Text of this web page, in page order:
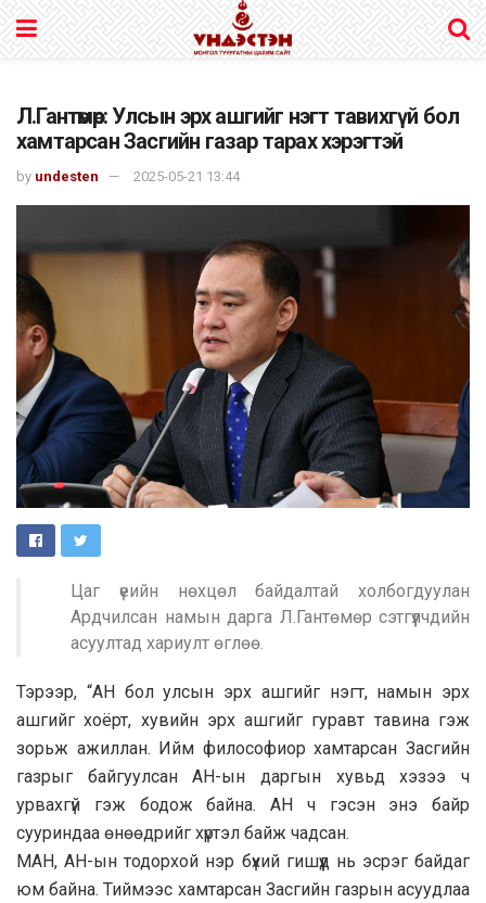
Л.Гантөмөр: Улсын эрх ашгийг нэгт тавихгүй бол
хамтарсан Засгийн газар тарах хэрэгтэй
by undesten 2025-05-21 13:44
Цаг үеийн нөхцөл байдалтай холбогдуулан
Ардчилсан намын дарга Л.Гантөмөр сэтгүүлчдийн
асуултад хариулт өглөө.
Тэрээр, “АН бол улсын эрх ашгийг нэгт, намын эрх
ашгийг хоёрт, хувийн эрх ашгийг гуравт тавина гэж
зорьж ажиллан. Ийм философиор хамтарсан Засгийн
газрыг байгуулсан АН-ын даргын хувьд хэзээ ч
урвахгүй гэж бодож байна. АН ч гэсэн энэ байр
сууриндаа өнөөдрийг хүртэл байж чадсан.
МАН, АН-ын тодорхой нэр бүхий гишүүд нь эсрэг байдаг
юм байна. Тиймээс хамтарсан Засгийн газрын асуудлаа